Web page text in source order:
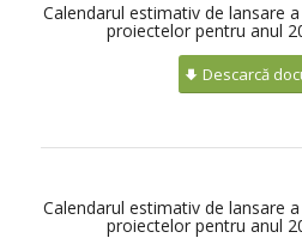
Calendarul estimativ de lansare
proiectelor pentru anul
Descarcă
Calendarul estimativ de lansare
proiectelor pentru anul